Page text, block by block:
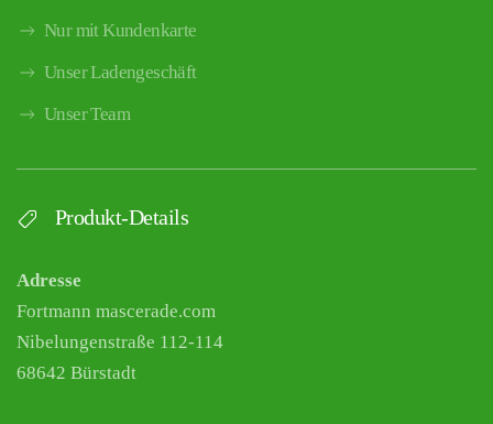
Nur mit Kundenkarte
Unser Ladengeschäft
Unser Team
Produkt-Details
Adresse
Fortmann mascerade.com
Nibelungenstraße 112-114
68642 Bürstadt